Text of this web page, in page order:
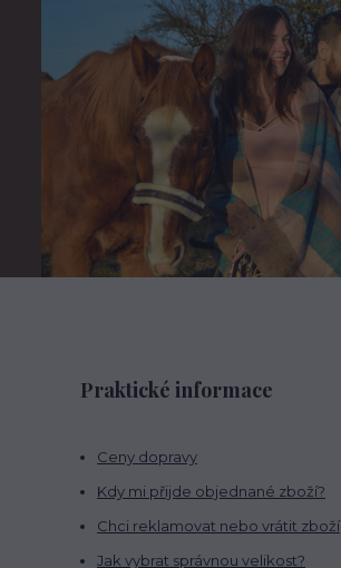
Praktické informace
Ceny dopravy
Kdy mi přijde objednané zboží?
Chci reklamovat nebo vrátit zboží
Jak vybrat správnou velikost?